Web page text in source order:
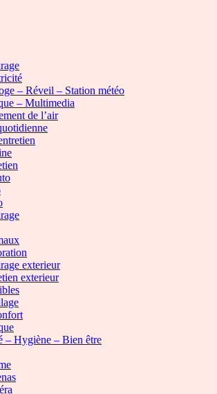
– Réveil – Station météo
– Multimedia
de l’air
exterieur
exterieur
– Hygiène – Bien être